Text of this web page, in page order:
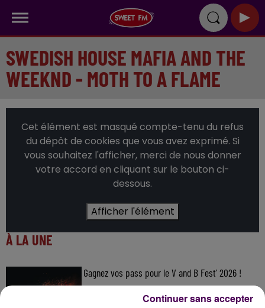
SWEDISH HOUSE MAFIA AND THE
WEEKND - MOTH TO A FLAME
Cet élément est masqué compte-tenu du refus
du dépôt de cookies que vous avez exprimé. Si
vous souhaitez l'afficher, merci de nous donner
votre accord en cliquant sur le bouton ci-
dessous.
Afficher l'élément
À LA UNE
Gagnez vos pass pour le V and B Fest' 2026 !
Continuer sans accepter